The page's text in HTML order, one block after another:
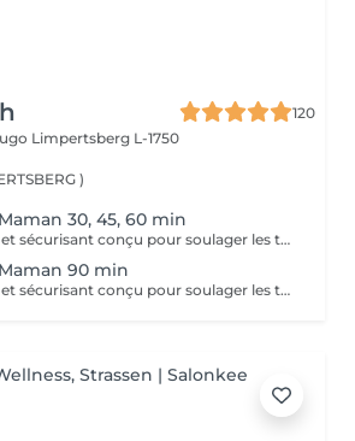
120
Limpertsberg L-1750
)
30, 45, 60 min
Un massage délicat et sécurisant conçu pour soulager les tensions et apporter un moment de bien-être durant la grossesse.
90 min
Un massage délicat et sécurisant conçu pour soulager les tensions et apporter un moment de bien-être durant la grossesse.